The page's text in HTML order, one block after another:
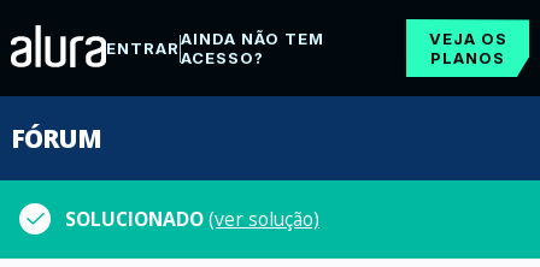
ENTRARAINDA NÃO TEM
ACESSO?
VEJA OS
PLANOS
FÓRUM
SOLUCIONADO(ver solução)